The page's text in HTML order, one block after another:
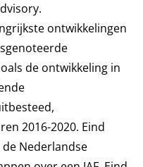
ontwikkelingen
de ontwikkeling in
2016-2020. Eind
Nederlandse